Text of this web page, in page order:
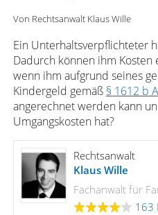
Von Rechtsanwalt Klaus Wille
Ein Unterhaltsverpflichteter
Dadurch können ihm Kosten
wenn ihm aufgrund seines
Kindergeld gemäß § 1612 b
angerechnet werden kann
Umgangskosten hat?
Rechtsanwalt
Klaus Wille
Fachanwalt für
163